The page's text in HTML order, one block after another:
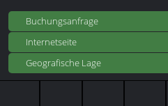
Buchungsanfrage
Internetseite
Geografische Lage